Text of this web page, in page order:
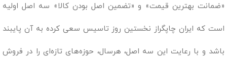
«ضمانت بهترین قیمت» و «تضمین اصل بودن کالا» سه اصل اولیه
است که ایران چاپگراز نخستین روز تاسیس سعی کرده به آن پایبند
باشد و با رعایت این سه اصل، هرسال، حوزه‌های تازه‌ای را در فروش